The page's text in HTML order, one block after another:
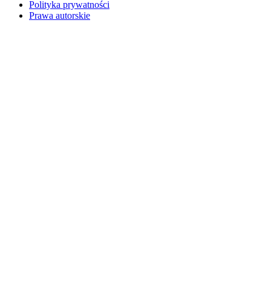
Polityka prywatności
Prawa autorskie